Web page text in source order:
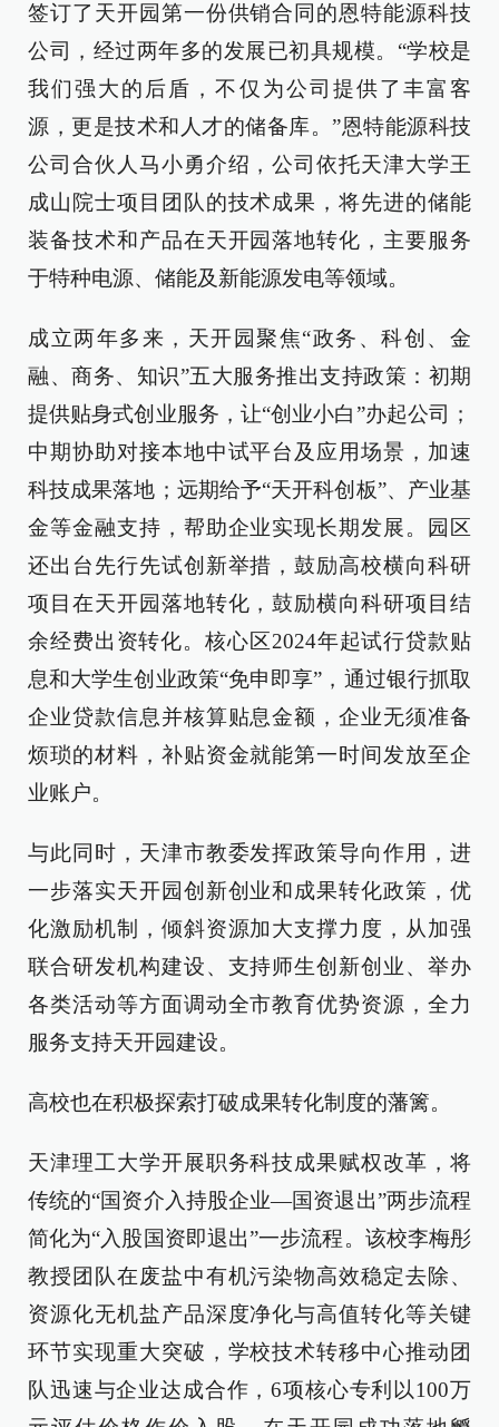
签订了天开园第一份供销合同的恩特能源科技
公司，经过两年多的发展已初具规模。“学校是
我们强大的后盾，不仅为公司提供了丰富客
源，更是技术和人才的储备库。”恩特能源科技
公司合伙人马小勇介绍，公司依托天津大学王
成山院士项目团队的技术成果，将先进的储能
装备技术和产品在天开园落地转化，主要服务
于特种电源、储能及新能源发电等领域。
成立两年多来，天开园聚焦“政务、科创、金
融、商务、知识”五大服务推出支持政策：初期
提供贴身式创业服务，让“创业小白”办起公司；
中期协助对接本地中试平台及应用场景，加速
科技成果落地；远期给予“天开科创板”、产业基
金等金融支持，帮助企业实现长期发展。园区
还出台先行先试创新举措，鼓励高校横向科研
项目在天开园落地转化，鼓励横向科研项目结
余经费出资转化。核心区2024年起试行贷款贴
息和大学生创业政策“免申即享”，通过银行抓取
企业贷款信息并核算贴息金额，企业无须准备
烦琐的材料，补贴资金就能第一时间发放至企
业账户。
与此同时，天津市教委发挥政策导向作用，进
一步落实天开园创新创业和成果转化政策，优
化激励机制，倾斜资源加大支撑力度，从加强
联合研发机构建设、支持师生创新创业、举办
各类活动等方面调动全市教育优势资源，全力
服务支持天开园建设。
高校也在积极探索打破成果转化制度的藩篱。
天津理工大学开展职务科技成果赋权改革，将
传统的“国资介入持股企业—国资退出”两步流程
简化为“入股国资即退出”一步流程。该校李梅彤
教授团队在废盐中有机污染物高效稳定去除、
资源化无机盐产品深度净化与高值转化等关键
环节实现重大突破，学校技术转移中心推动团
队迅速与企业达成合作，6项核心专利以100万